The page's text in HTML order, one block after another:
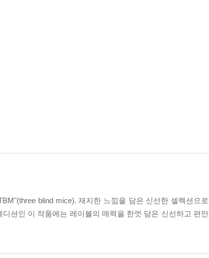
blind mice). 재지한 느낌을 담은 신선한 셀렉션으로
션인 이 작품에는 레이블의 매력을 한껏 담은 신선하고 편안